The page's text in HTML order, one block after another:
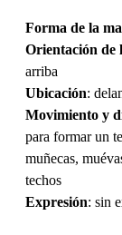
Forma de la
Orientación de
arriba
Ubicación:
Movimiento y
para formar un
muñecas,
techos
Expresión: sin